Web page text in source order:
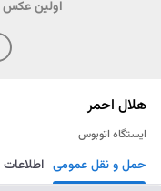
اولین عکس
هلال احمر
ایستگاه اتوبوس
مسیریابی
حمل و نقل عمومی